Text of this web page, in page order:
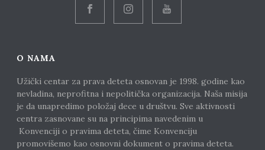
O NAMA
Užički centar za prava deteta osnovan je 1998. godine kao
nevladina, neprofitna i nepolitička organizacija. Naša misija
je da unapredimo položaj dece u društvu. Sve aktivnosti
centra zasnovane su na principima navedenim u
Konvenciji o pravima deteta, čime Konvenciju
promovišemo kao osnovni dokument o pravima deteta.